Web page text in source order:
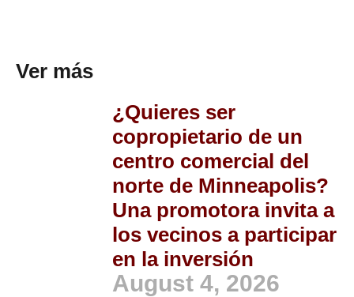
Ver más
¿Quieres ser
copropietario de un
centro comercial del
norte de Minneapolis?
Una promotora invita a
los vecinos a participar
en la inversión
August 4, 2026